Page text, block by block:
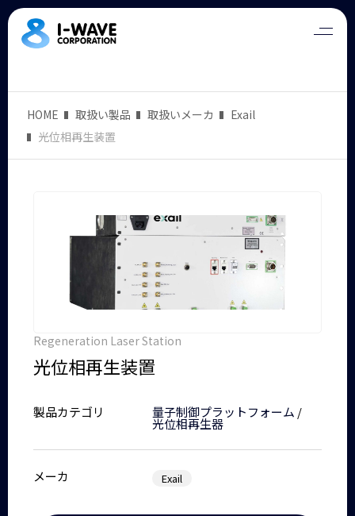
HOME 取扱い製品 取扱いメーカ
Exail
光位相再生装置
Regeneration Laser Station
光位相再生装置
製品カテゴリ 量子制御プラットフォーム /
光位相再生器
メーカ Exail